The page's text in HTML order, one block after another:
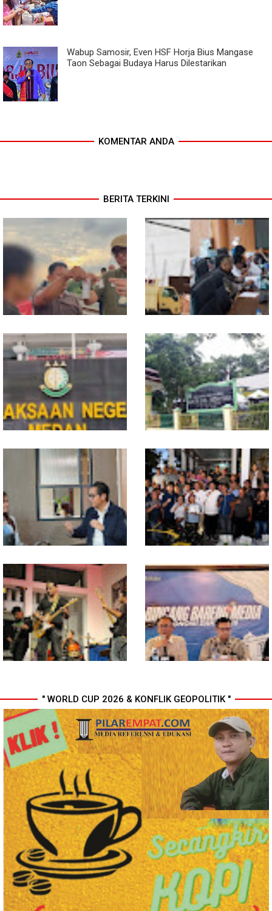
Wabup Samosir, Even HSF Horja Bius Mangase
Taon Sebagai Budaya Harus Dilestarikan
KOMENTAR ANDA
BERITA TERKINI
Jual Sabu di Bantaran Rel
Kereta Api Tembung,
Polrestabes Medan 'Gulung'
Anggota Geng Motor
PBG Belum Terbit, DPRD
Medan Minta Proyek 9 Ruko
Wins Square Dihentikan
Kejari Medan Terima SPDP
Kasus Dugaan Kekerasan
Anggota DPRD Medan AT
Wali Kota Medan
Bebastugaskan Sementara
Camat Medan Timur,
Tindaklanjuti Hasil Audit
Khudus Inspektorat
Maknai Kemerdekaan RI Ke-81,
Rico Waas : Kemerdekaan
Harus Dirasakan Masyarakat
Lewat Peningkatan Pelayanan
Primer
Gubernur Bobby Nasution
Siapkan Rumah Produksi
Kelapa di Nias Utara
In Release02,Hansen Teo:
Band Medan Harus Berani
Bereskperimen
Ekonomi Sumut Triwulan II
2026 berkisar 5,06 Persen, BI :
Konsumsi RT dan
Perdagangan CPO
Penyumbang Tertinggi
" WORLD CUP 2026 & KONFLIK GEOPOLITIK "